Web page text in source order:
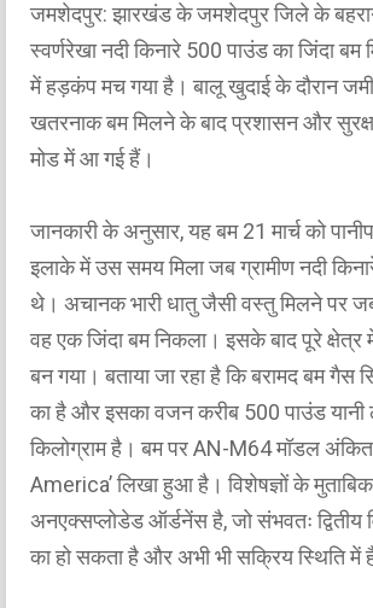
जमशेदपुर: झारखंड के जमशेदपुर जिले के
स्वर्णरेखा नदी किनारे 500 पाउंड का जिंदा
में हड़कंप मच गया है। बालू खुदाई के दौरान
खतरनाक बम मिलने के बाद प्रशासन और
मोड में आ गई हैं।
जानकारी के अनुसार, यह बम 21 मार्च को
इलाके में उस समय मिला जब ग्रामीण नदी
थे। अचानक भारी धातु जैसी वस्तु मिलने पर
वह एक जिंदा बम निकला। इसके बाद पूरे क्षेत्र
बन गया। बताया जा रहा है कि बरामद बम
का है और इसका वजन करीब 500 पाउंड
किलोग्राम है। बम पर AN-M64 मॉडल
America’ लिखा हुआ है। विशेषज्ञों के
अनएक्सप्लोडेड ऑर्डनेंस है, जो संभवतः द्वितीय
का हो सकता है और अभी भी सक्रिय स्थिति में